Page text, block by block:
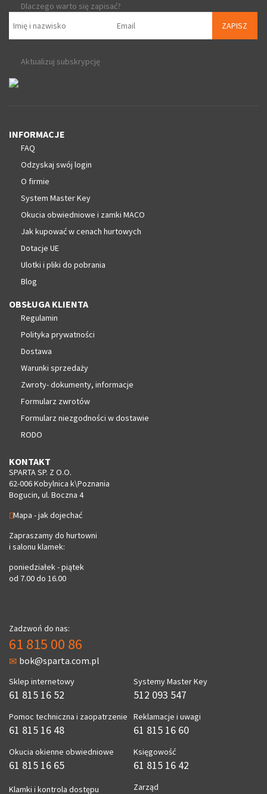
Dlaczego warto się zapisać?
ZAPISZ
Aktualizuj subskrypcję
INFORMACJE
FAQ
Odzyskaj swój login
O firmie
System Master Key
Okucia obwiedniowe i zamki MACO
Jak kupować w cenach hurtowych
Dotacje UE
Ulotki i pliki do pobrania
Blog
OBSŁUGA KLIENTA
Regulamin
Polityka prywatności
Dostawa
Warunki sprzedaży
Zwroty- dokumenty, informacje
Formularz zwrotów
Formularz niezgodności w dostawie
RODO
KONTAKT
SPARTA SP. Z O.O.
62-006 Kobylnica k\Poznania
Bogucin, ul. Boczna 4
Mapa - jak dojechać
Zapraszamy do hurtowni
i salonu klamek:
poniedziałek - piątek
od 7.00 do 16.00
Zadzwoń do nas:
61 815 00 86
bok@sparta.com.pl
Sklep internetowy
61 815 16 52
Pomoc techniczna i zaopatrzenie
61 815 16 48
Okucia okienne obwiedniowe
61 815 16 65
Klamki i kontrola dostępu
Systemy Master Key
512 093 547
Reklamacje i uwagi
61 815 16 60
Księgowość
61 815 16 42
Zarząd